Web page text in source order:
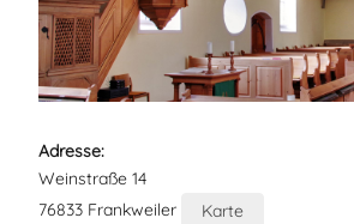
Adresse:
Weinstraße 14
76833 Frankweiler
Karte